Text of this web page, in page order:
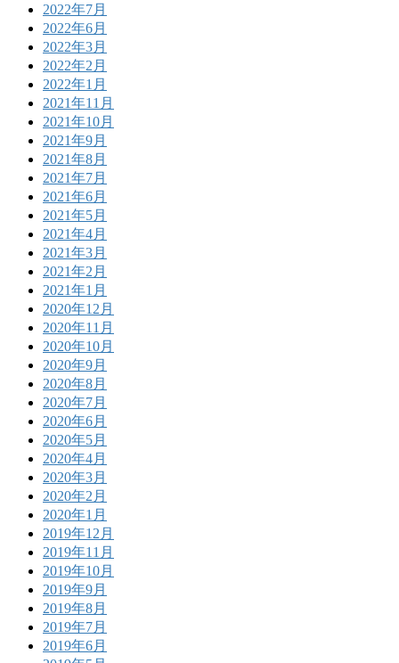
2022年7月
2022年6月
2022年3月
2022年2月
2022年1月
2021年11月
2021年10月
2021年9月
2021年8月
2021年7月
2021年6月
2021年5月
2021年4月
2021年3月
2021年2月
2021年1月
2020年12月
2020年11月
2020年10月
2020年9月
2020年8月
2020年7月
2020年6月
2020年5月
2020年4月
2020年3月
2020年2月
2020年1月
2019年12月
2019年11月
2019年10月
2019年9月
2019年8月
2019年7月
2019年6月